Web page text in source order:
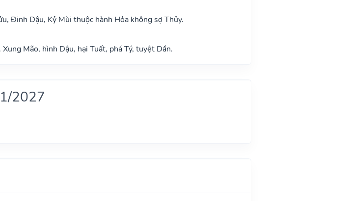
Đinh Dậu, Kỷ Mùi thuộc hành Hỏa không sợ Thủy.
Xung Mão, hình Dậu, hại Tuất, phá Tý, tuyệt Dần.
2027